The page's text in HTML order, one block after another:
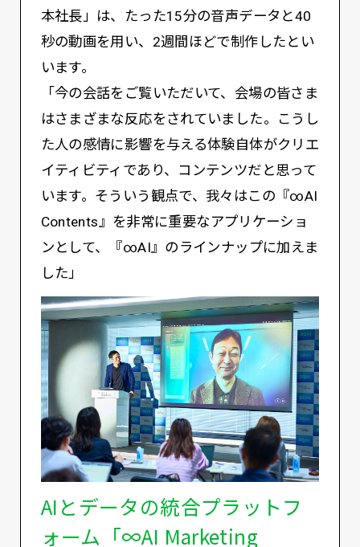
本社長」は、たった15分の音声データと40
秒の動画を用い、2週間ほどで制作したとい
います。
「今の会話をご覧いただいて、会場の皆さま
はさまざまな反応をされていました。こうし
た人の感情に影響を与える体験自体がクリエ
イティビティであり、コンテンツだと思って
います。そういう観点で、我々はこの『∞AI
Contents』を非常に重要なアプリケーショ
ンとして、『∞AI』のラインナップに加えま
した」
AIとデータの統合プラットフ
ォーム「∞AI Marketing